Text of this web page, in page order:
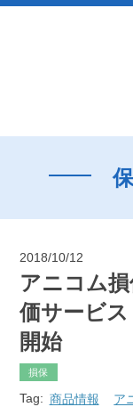
2018/10/12
アニコム
価サービ
開始
損保
Tag: 商品情報 ア